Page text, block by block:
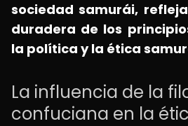
sociedad samurái,
duradera de los
la política y la ética
La influencia de la
confuciana en la